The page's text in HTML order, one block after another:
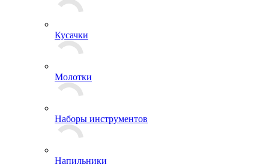
Кусачки
Молотки
Наборы инструментов
Напильники